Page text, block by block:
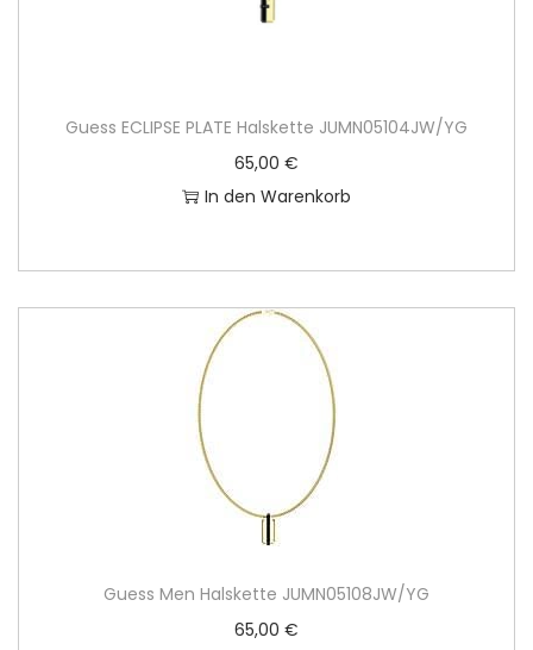
Guess ECLIPSE PLATE Halskette JUMN05104JW/YG
65,00 €
In den Warenkorb
Guess Men Halskette JUMN05108JW/YG
65,00 €